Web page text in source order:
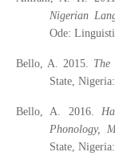
Nigerian
Ode:
Bello, A. 2015. The
State,
Bello, A. 2016.
Phonology,
State,